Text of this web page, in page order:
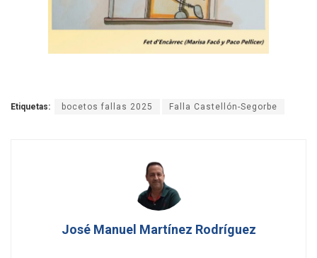
Etiquetas: bocetos fallas 2025 Falla Castellón-Segorbe
José Manuel Martínez Rodríguez